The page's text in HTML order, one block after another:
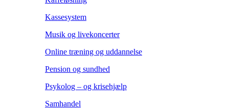
Kassesystem
Musik og livekoncerter
Online træning og uddannelse
Pension og sundhed
Psykolog – og krisehjælp
Samhandel